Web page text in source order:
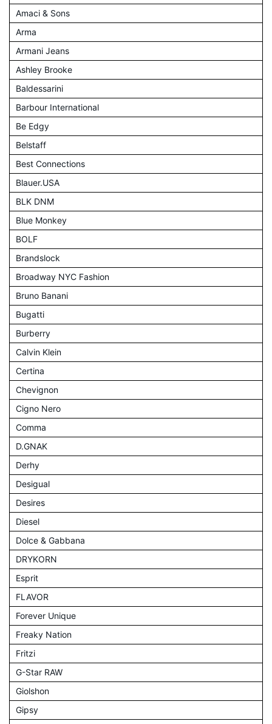
Amaci & Sons
Arma
Armani Jeans
Ashley Brooke
Baldessarini
Barbour International
Be Edgy
Belstaff
Best Connections
Blauer.USA
BLK DNM
Blue Monkey
BOLF
Brandslock
Broadway NYC Fashion
Bruno Banani
Bugatti
Burberry
Calvin Klein
Certina
Chevignon
Cigno Nero
Comma
D.GNAK
Derhy
Desigual
Desires
Diesel
Dolce & Gabbana
DRYKORN
Esprit
FLAVOR
Forever Unique
Freaky Nation
Fritzi
G-Star RAW
Giolshon
Gipsy